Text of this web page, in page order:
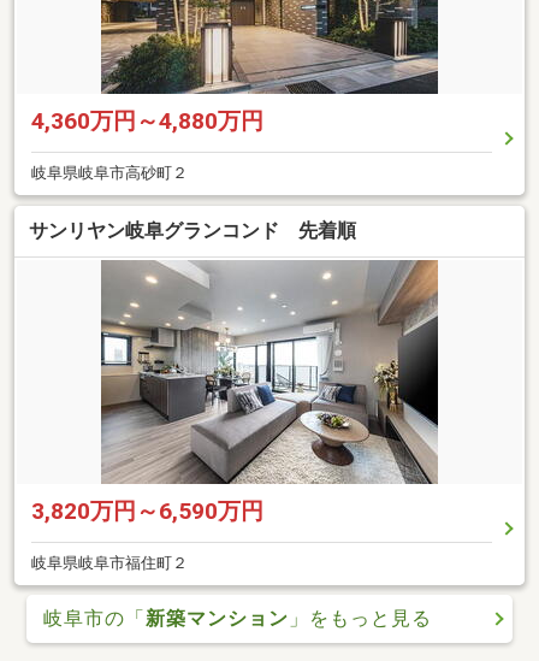
4,360万円～4,880万円
岐阜県岐阜市高砂町２
サンリヤン岐阜グランコンド 先着順
3,820万円～6,590万円
岐阜県岐阜市福住町２
岐阜市の「新築マンション 」をもっと見る